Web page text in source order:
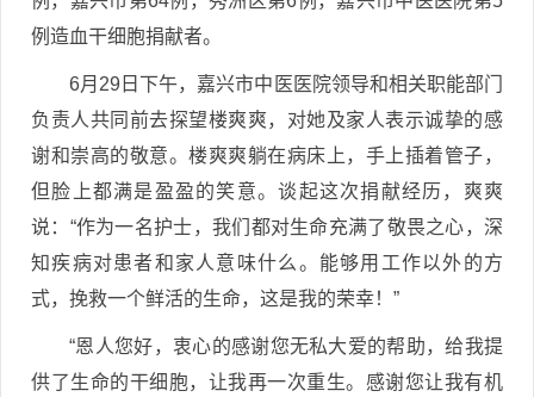
例造血干细胞捐献者。
6月29日下午，嘉兴市中医医院领导和相关职能部门
负责人共同前去探望楼爽爽，对她及家人表示诚挚的感
谢和崇高的敬意。楼爽爽躺在病床上，手上插着管子，
但脸上都满是盈盈的笑意。谈起这次捐献经历，爽爽
说：“作为一名护士，我们都对生命充满了敬畏之心，深
知疾病对患者和家人意味什么。能够用工作以外的方
式，挽救一个鲜活的生命，这是我的荣幸！”
“恩人您好，衷心的感谢您无私大爱的帮助，给我提
供了生命的干细胞，让我再一次重生。感谢您让我有机